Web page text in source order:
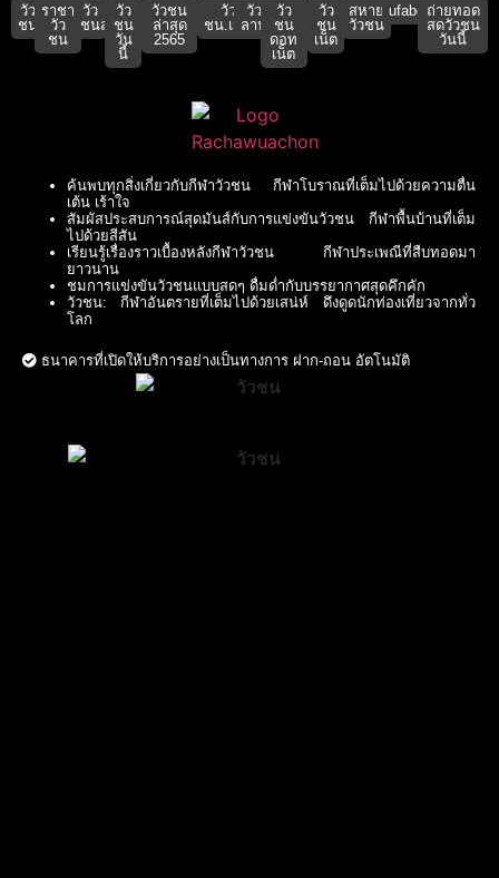
วัว
ชน
ราชา
วัว
ชน
วัว
ชนสด
วัว
ชน
วัน
นี้
วัวชน
ล่าสุด
2565
วัว
ชน.เน็ต
วัว
ลาน
วัว
ชน
ดอท
เน็ต
วัว
ชน
เน็ต
สหาย
วัวชน
ufabet911ถ่ายทอด
สดวัวชน
วันนี้
ค้นพบทุกสิ่งเกี่ยวกับกีฬาวัวชน กีฬาโบราณที่เต็มไปด้วยความตื่น
เต้น เร้าใจ
สัมผัสประสบการณ์สุดมันส์กับการแข่งขันวัวชน กีฬาพื้นบ้านที่เต็ม
ไปด้วยสีสัน
เรียนรู้เรื่องราวเบื้องหลังกีฬาวัวชน กีฬาประเพณีที่สืบทอดมา
ยาวนาน
ชมการแข่งขันวัวชนแบบสดๆ ดื่มด่ำกับบรรยากาศสุดคึกคัก
วัวชน: กีฬาอันตรายที่เต็มไปด้วยเสน่ห์ ดึงดูดนักท่องเที่ยวจากทั่ว
โลก
ธนาคารที่เปิดให้บริการอย่างเป็นทางการ ฝาก-ถอน อัตโนมัติ